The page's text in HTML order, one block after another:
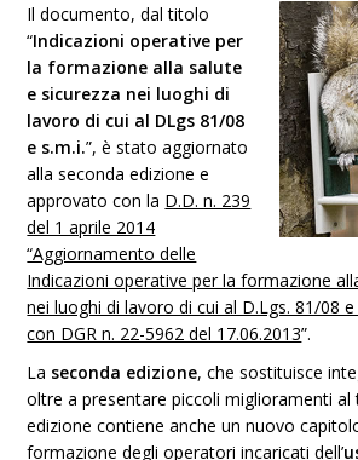
Il documento, dal titolo
“Indicazioni operative per
la formazione alla salute
e sicurezza nei luoghi di
lavoro di cui al DLgs 81/08
e s.m.i.”, è stato aggiornato
alla seconda edizione e
approvato con la D.D. n. 239
del 1 aprile 2014
“Aggiornamento delle
Indicazioni operative per la formazione
nei luoghi di lavoro di cui al D.Lgs. 81/08
con DGR n. 22-5962 del 17.06.2013”.
La seconda edizione, che sostituisce
oltre a presentare piccoli miglioramenti al
edizione contiene anche un nuovo
formazione degli operatori incaricati dell’